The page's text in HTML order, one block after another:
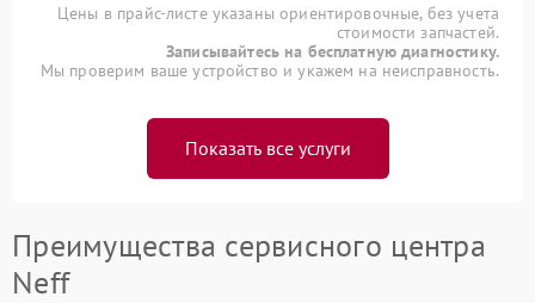
Цены в прайс-листе указаны ориентировочные, без учета
стоимости запчастей.
Записывайтесь на бесплатную диагностику.
Мы проверим ваше устройство и укажем на неисправность.
Показать все услуги
Преимущества сервисного центра
Neff